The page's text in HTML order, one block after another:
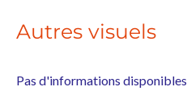
Autres visuels
Pas d'informations disponibles